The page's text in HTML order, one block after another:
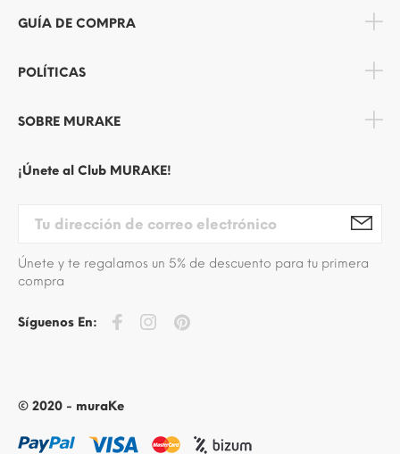
GUÍA DE COMPRA
POLÍTICAS
SOBRE MURAKE
¡Únete al Club MURAKE!
Únete y te regalamos un 5% de descuento para tu primera
compra
Síguenos En:
© 2020 - muraKe